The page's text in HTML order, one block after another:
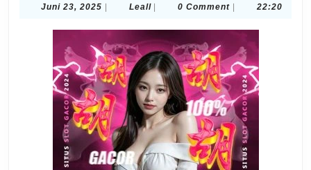
Mahjong
Ways
2
Cuan
Setiap
Spin,
Apakah
Mungkin?
Juni 23, 2025 Juni
2025
| LeallLeall
| 0 Comment | 22:20